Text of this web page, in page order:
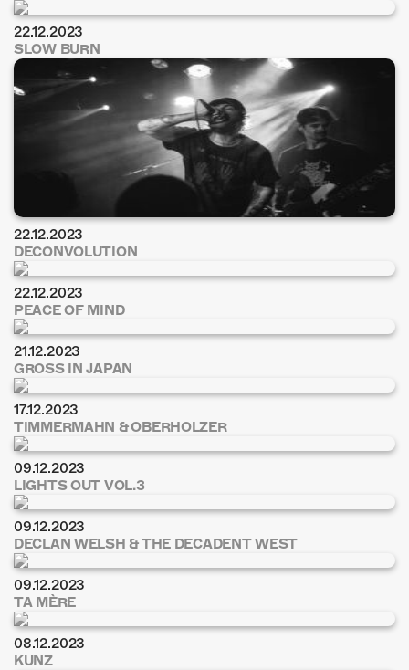
22.12.2023
SLOW BURN
22.12.2023
DECONVOLUTION
22.12.2023
PEACE OF MIND
21.12.2023
GROSS IN JAPAN
17.12.2023
TIMMERMAHN & OBERHOLZER
09.12.2023
LIGHTS OUT VOL.3
09.12.2023
DECLAN WELSH & THE DECADENT WEST
09.12.2023
TA MÈRE
08.12.2023
KUNZ